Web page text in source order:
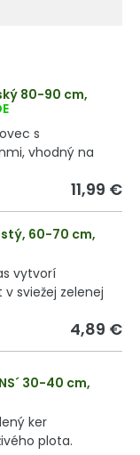
80-90 cm,
s
vhodný na
11,99 €
60-70 cm,
vytvorí
sviežej zelenej
4,89 €
30-40 cm,
ker
plota.